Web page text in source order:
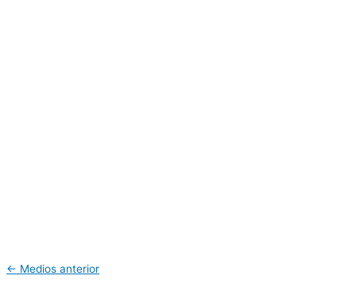
← Medios anterior